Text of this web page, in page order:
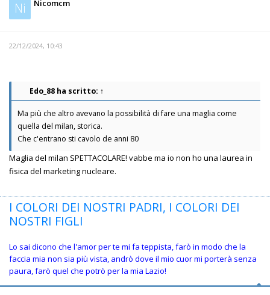
Ni Nicomcm
22/12/2024, 10:43
Edo_88 ha scritto: ↑
Ma più che altro avevano la possibilità di fare una maglia come
quella del milan, storica.
Che c'entrano sti cavolo de anni 80
Maglia del milan SPETTACOLARE! vabbe ma io non ho una laurea in
fisica del marketing nucleare.
I COLORI DEI NOSTRI PADRI, I COLORI DEI
NOSTRI FIGLI
Lo sai dicono che l'amor per te mi fa teppista, farò in modo che la
faccia mia non sia più vista, andrò dove il mio cuor mi porterà senza
paura, farò quel che potrò per la mia Lazio!